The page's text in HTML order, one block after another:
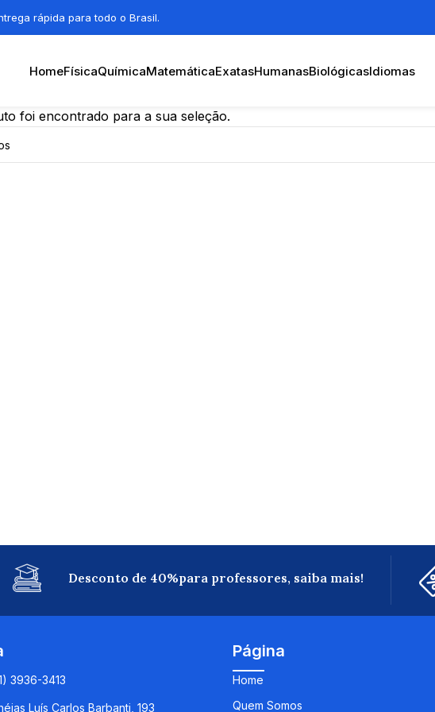
rápida para todo o Brasil.
HomeFísicaQuímicaMatemáticaExatasHumanasBiológicasIdiomas
foi encontrado para a sua seleção.
Desconto de 40%para professores, saiba mais!
3936-3413
Luís Carlos Barbanti, 193
Página
Home
Quem Somos